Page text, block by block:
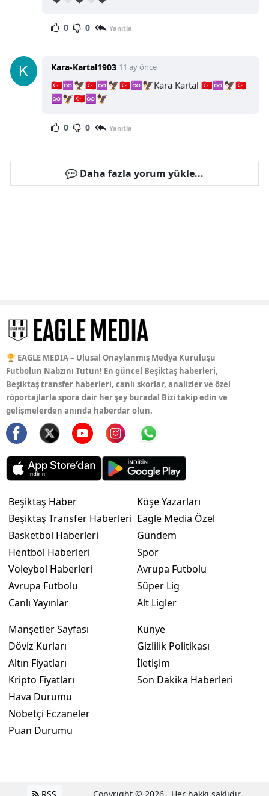
0 0 Yanıtla
Kara-Kartal1903 11 ay önce
🇹🇷♾️🦅🇹🇷♾️🦅🇹🇷♾️🦅Kara Kartal 🇹🇷♾️🦅🇹🇷
♾️🦅🇹🇷♾️🦅
0 0 Yanıtla
Daha fazla yorum yükle...
🏆 EAGLE MEDIA – Ulusal Onaylanmış Medya Kuruluşu
Futbolun Nabzını Tutun! En güncel Beşiktaş haberleri,
Beşiktaş transfer haberleri, canlı skorlar, analizler ve özel
röportajlarla spora dair her şey burada! Bizi takip edin ve
gelişmelerden anında haberdar olun.
Beşiktaş Haber
Beşiktaş Transfer Haberleri
Basketbol Haberleri
Hentbol Haberleri
Voleybol Haberleri
Avrupa Futbolu
Canlı Yayınlar
Köşe Yazarları
Eagle Media Özel
Gündem
Spor
Avrupa Futbolu
Süper Lig
Alt Ligler
Manşetler Sayfası
Döviz Kurları
Altın Fiyatları
Kripto Fiyatları
Hava Durumu
Nöbetçi Eczaneler
Puan Durumu
Künye
Gizlilik Politikası
İletişim
Son Dakika Haberleri